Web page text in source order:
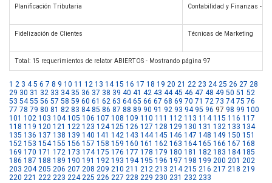
Planificación Tributaria Contabilidad y Finanzas -
Fidelización de Clientes Técnicas de Marketing
Total: 15 requerimientos de relator ABIERTOS - Mostrando página 97
1 2 3 4 5 6 7 8 9 10 11 12 13 14 15 16 17 18 19 20 21 22 23 24 25 26 27 28
29 30 31 32 33 34 35 36 37 38 39 40 41 42 43 44 45 46 47 48 49 50 51 52
53 54 55 56 57 58 59 60 61 62 63 64 65 66 67 68 69 70 71 72 73 74 75 76
77 78 79 80 81 82 83 84 85 86 87 88 89 90 91 92 93 94 95 96 97 98 99 100
101 102 103 104 105 106 107 108 109 110 111 112 113 114 115 116 117
118 119 120 121 122 123 124 125 126 127 128 129 130 131 132 133 134
135 136 137 138 139 140 141 142 143 144 145 146 147 148 149 150 151
152 153 154 155 156 157 158 159 160 161 162 163 164 165 166 167 168
169 170 171 172 173 174 175 176 177 178 179 180 181 182 183 184 185
186 187 188 189 190 191 192 193 194 195 196 197 198 199 200 201 202
203 204 205 206 207 208 209 210 211 212 213 214 215 216 217 218 219
220 221 222 223 224 225 226 227 228 229 230 231 232 233